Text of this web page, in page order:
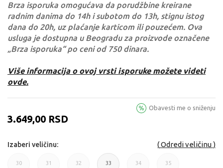
Brza isporuka omogućava da porudžbine kreirane
radnim danima do 14h i subotom do 13h, stignu istog
dana do 20h, uz plaćanje karticom ili pouzećem. Ova
usluga je dostupna u Beogradu za proizvode označene
„Brza isporuka“ po ceni od 750 dinara.
Više informacija o ovoj vrsti isporuke možete videti
ovde.
3.649,00 RSD
Obavesti me o sniženju
Odredi veličinu
Izaberi veličinu:
30 31 32 33 34 35